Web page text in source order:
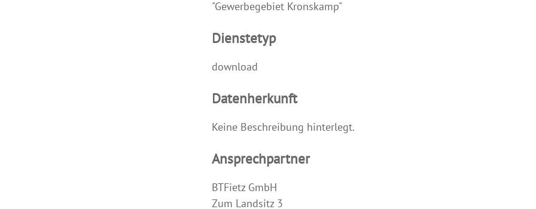
"Gewerbegebiet Kronskamp"
Dienstetyp
download
Datenherkunft
Keine Beschreibung hinterlegt.
Ansprechpartner
BTFietz GmbH
Zum Landsitz 3